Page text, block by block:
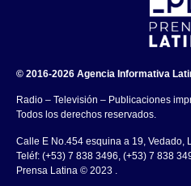
© 2016-2026 Agencia Informativa
Radio – Televisión – Publicaciones
Todos los derechos reservados.
Calle E No.454 esquina a 19, Vedado,
Teléf: (+53) 7 838 3496, (+53) 7 838
Prensa Latina © 2023 .